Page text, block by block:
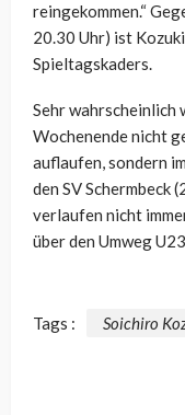
reingekommen.“
20.30 Uhr) ist
Spieltagskaders.
Sehr wahrscheinlich
Wochenende nicht
auflaufen, sondern
den SV Schermbeck
verlaufen nicht
über den Umweg
Tags : Soichiro